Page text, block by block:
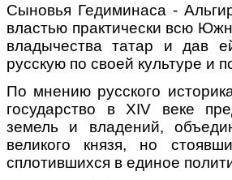
Сыновья Гедиминаса -
властью практически всю
владычества татар и дав
русскую по своей культуре и
По мнению русского
государство в ХIV веке
земель и владений,
великого князя, но
сплотившихся в единое